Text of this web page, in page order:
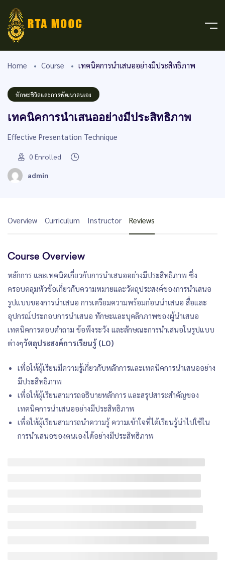
Home Course เทคนิคการนำเสนออย่างมีประสิทธิภาพ
ทักษะชีวิตและการพัฒนาตนเอง
เทคนิคการนำเสนออย่างมีประสิทธิภาพ
Effective Presentation Technique
0 Enrolled
admin
Overview Curriculum Instructor Reviews
Course Overview
หลักการ และเทคนิคเกี่ยวกับการนำเสนออย่างมีประสิทธิภาพ ซึ่ง
ครอบคลุมหัวข้อเกี่ยวกับความหมายและวัตถุประสงค์ของการนำเสนอ
รูปแบบของการนำเสนอ การเตรียมความพร้อมก่อนนำเสนอ สื่อและ
อุปกรณ์ประกอบการนำเสนอ ทักษะและบุคลิกภาพของผู้นำเสนอ
เทคนิคการตอบคำถาม ข้อพึงระวัง และลักษณะการนำเสนอในรูปแบบ
ต่างๆวัตถุประสงค์การเรียนรู้ (LO)
เพื่อให้ผู้เรียนมีความรู้เกี่ยวกับหลักการและเทคนิคการนำเสนออย่าง
มีประสิทธิภาพ
เพื่อให้ผู้เรียนสามารถอธิบายหลักการ และสรุปสาระสำคัญของ
เทคนิคการนำเสนออย่างมีประสิทธิภาพ
เพื่อให้ผู้เรียนสามารถนำความรู้ ความเข้าใจที่ได้เรียนรู้นำไปใช้ใน
การนำเสนอของตนเองได้อย่างมีประสิทธิภาพ